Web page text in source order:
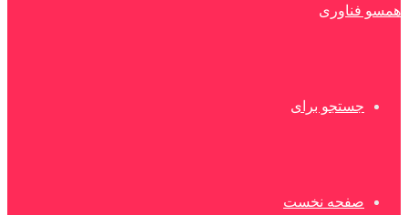
همسو فناوری
جستجو برای
صفحه نخست